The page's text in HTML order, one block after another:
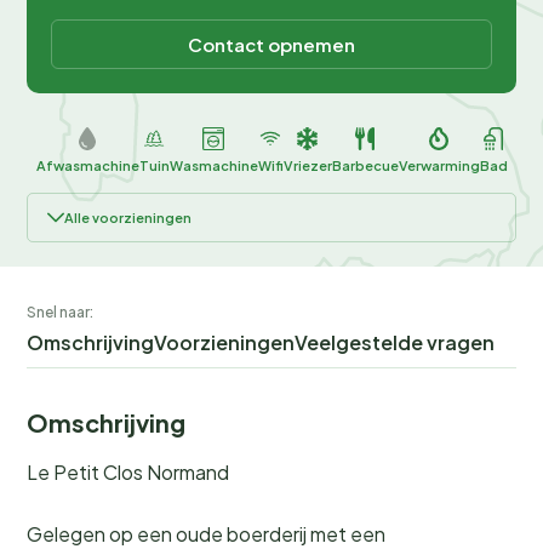
Contact opnemen
AfwasmachineTuinWasmachineWifiVriezerBarbecueVerwarmingBad
Alle voorzieningen
Snel naar:
OmschrijvingVoorzieningenVeelgestelde vragen
Omschrijving
Le Petit Clos Normand
Gelegen op een oude boerderij met een